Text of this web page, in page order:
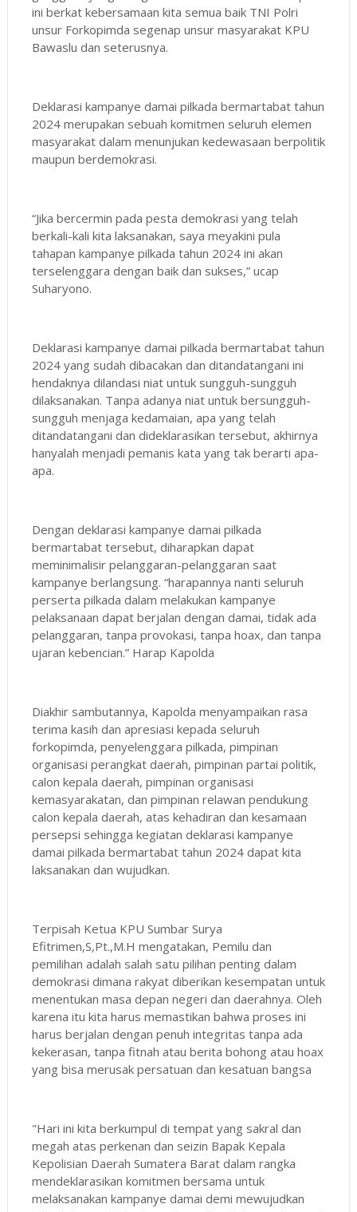
ini berkat kebersamaan kita semua baik TNI Polri
unsur Forkopimda segenap unsur masyarakat KPU
Bawaslu dan seterusnya.
Deklarasi kampanye damai pilkada bermartabat tahun
2024 merupakan sebuah komitmen seluruh elemen
masyarakat dalam menunjukan kedewasaan berpolitik
maupun berdemokrasi.
“Jika bercermin pada pesta demokrasi yang telah
berkali-kali kita laksanakan, saya meyakini pula
tahapan kampanye pilkada tahun 2024 ini akan
terselenggara dengan baik dan sukses,” ucap
Suharyono.
Deklarasi kampanye damai pilkada bermartabat tahun
2024 yang sudah dibacakan dan ditandatangani ini
hendaknya dilandasi niat untuk sungguh-sungguh
dilaksanakan. Tanpa adanya niat untuk bersungguh-
sungguh menjaga kedamaian, apa yang telah
ditandatangani dan dideklarasikan tersebut, akhirnya
hanyalah menjadi pemanis kata yang tak berarti apa-
apa.
Dengan deklarasi kampanye damai pilkada
bermartabat tersebut, diharapkan dapat
meminimalisir pelanggaran-pelanggaran saat
kampanye berlangsung. “harapannya nanti seluruh
perserta pilkada dalam melakukan kampanye
pelaksanaan dapat berjalan dengan damai, tidak ada
pelanggaran, tanpa provokasi, tanpa hoax, dan tanpa
ujaran kebencian.” Harap Kapolda
Diakhir sambutannya, Kapolda menyampaikan rasa
terima kasih dan apresiasi kepada seluruh
forkopimda, penyelenggara pilkada, pimpinan
organisasi perangkat daerah, pimpinan partai politik,
calon kepala daerah, pimpinan organisasi
kemasyarakatan, dan pimpinan relawan pendukung
calon kepala daerah, atas kehadiran dan kesamaan
persepsi sehingga kegiatan deklarasi kampanye
damai pilkada bermartabat tahun 2024 dapat kita
laksanakan dan wujudkan.
Terpisah Ketua KPU Sumbar Surya
Efitrimen,S,Pt.,M.H mengatakan, Pemilu dan
pemilihan adalah salah satu pilihan penting dalam
demokrasi dimana rakyat diberikan kesempatan untuk
menentukan masa depan negeri dan daerahnya. Oleh
karena itu kita harus memastikan bahwa proses ini
harus berjalan dengan penuh integritas tanpa ada
kekerasan, tanpa fitnah atau berita bohong atau hoax
yang bisa merusak persatuan dan kesatuan bangsa
"Hari ini kita berkumpul di tempat yang sakral dan
megah atas perkenan dan seizin Bapak Kepala
Kepolisian Daerah Sumatera Barat dalam rangka
mendeklarasikan komitmen bersama untuk
melaksanakan kampanye damai demi mewujudkan